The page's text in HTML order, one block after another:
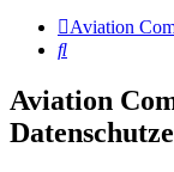
Aviation
Suche
Aviation